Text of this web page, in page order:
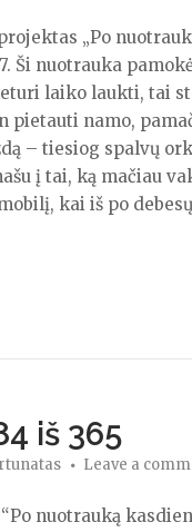
„Po
Ši nuotrauka
laiko laukti, tai
pietauti namo,
– tiesiog spalvų
į tai, ką mačiau
kai iš po
iš 365
Leave a
nuotrauką